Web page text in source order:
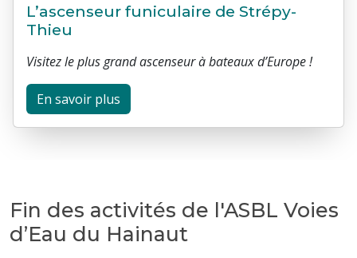
L’ascenseur funiculaire de Strépy-
Thieu
Visitez le plus grand ascenseur à bateaux d’Europe !
En savoir plus
Fin des activités de l'ASBL Voies
d’Eau du Hainaut